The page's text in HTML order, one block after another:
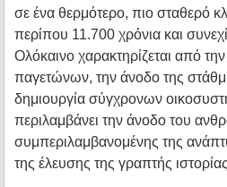
σε ένα θερμότερο, πιο σταθερό
περίπου 11.700 χρόνια και
Ολόκαινο χαρακτηρίζεται από
παγετώνων, την άνοδο της
δημιουργία σύγχρονων
περιλαμβάνει την άνοδο του
συμπεριλαμβανομένης της
της έλευσης της γραπτής